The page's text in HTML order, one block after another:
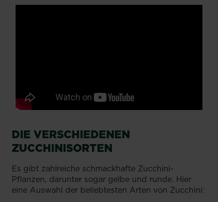
DIE VERSCHIEDENEN
ZUCCHINISORTEN
Es gibt zahlreiche schmackhafte Zucchini-
Pflanzen, darunter sogar gelbe und runde. Hier
eine Auswahl der beliebtesten Arten von Zucchini: